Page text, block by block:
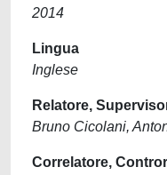
2014
Lingua
Inglese
Relatore,
Bruno Cicolani,
Correlatore,